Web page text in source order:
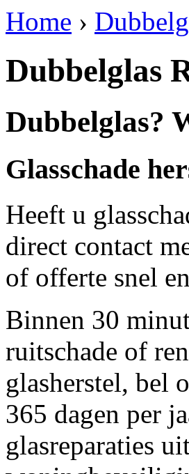
Home ›
Dubbelglas
Dubbelglas?
Glasschade
Heeft u
direct contact
of offerte snel
Binnen 30
ruitschade of
glasherstel, bel
365 dagen per
glasreparaties